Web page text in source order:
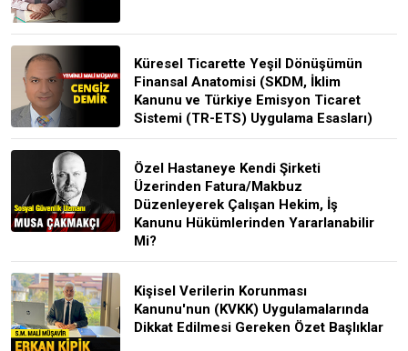
Küresel Ticarette Yeşil Dönüşümün
Finansal Anatomisi (SKDM, İklim
Kanunu ve Türkiye Emisyon Ticaret
Sistemi (TR-ETS) Uygulama Esasları)
Özel Hastaneye Kendi Şirketi
Üzerinden Fatura/Makbuz
Düzenleyerek Çalışan Hekim, İş
Kanunu Hükümlerinden Yararlanabilir
Mi?
Kişisel Verilerin Korunması
Kanunu'nun (KVKK) Uygulamalarında
Dikkat Edilmesi Gereken Özet Başlıklar